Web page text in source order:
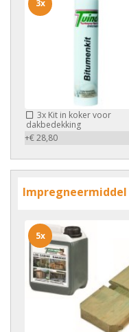
3x Kit in koker voor
dakbedekking
+€ 28,80
3x
Impregneermiddel
5x